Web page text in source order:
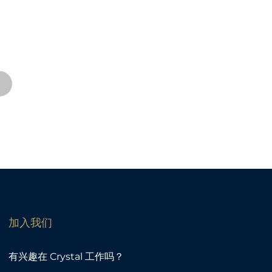
加入我们
有兴趣在 Crystal 工作吗？